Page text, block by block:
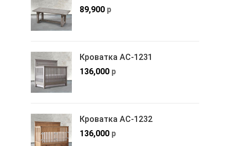
89,900 р
Кроватка АС-1231
136,000 р
Кроватка АС-1232
136,000 р